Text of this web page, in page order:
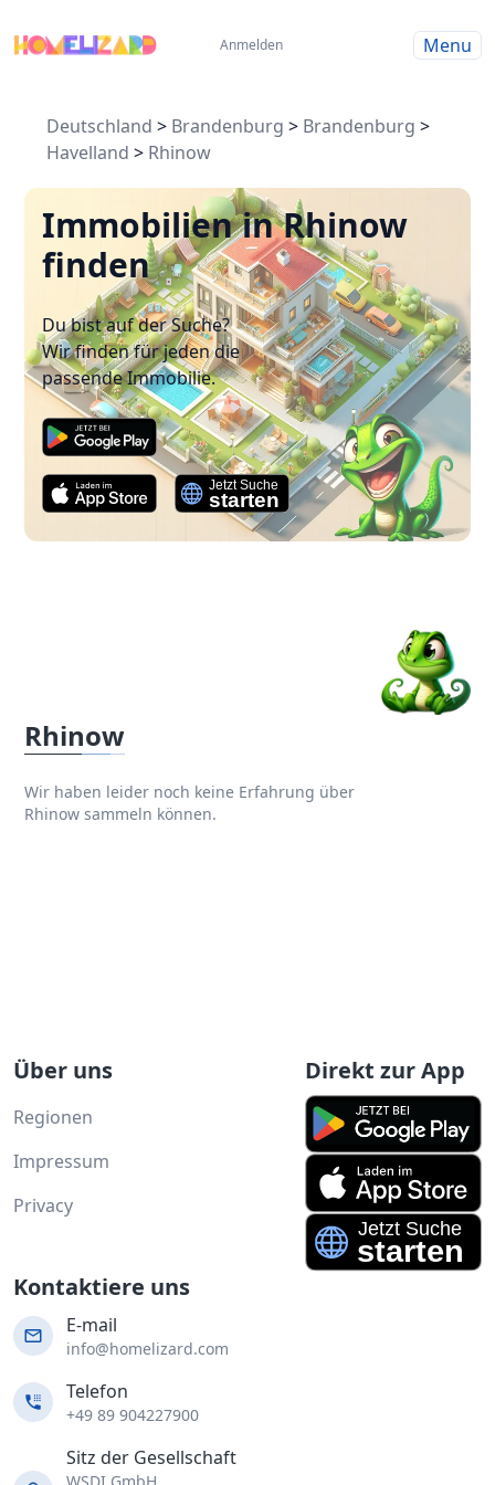
Anmelden Menu
Deutschland > Brandenburg > Brandenburg >
Havelland > Rhinow
Immobilien in Rhinow
finden
Du bist auf der Suche?
Wir finden für jeden die
passende Immobilie.
Rhinow
Wir haben leider noch keine Erfahrung über
Rhinow sammeln können.
Über uns
Regionen
Impressum
Privacy
Direkt zur App
Kontaktiere uns
E-mail
info@homelizard.com
Telefon
+49 89 904227900
Sitz der Gesellschaft